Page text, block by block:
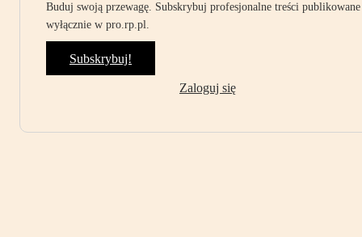
Buduj swoją przewagę. Subskrybuj profesjonalne treści publikowane
wyłącznie w pro.rp.pl.
Subskrybuj!
Zaloguj się